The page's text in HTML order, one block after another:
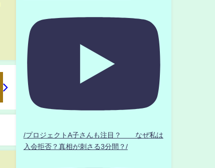
/プロジェクトA子さんも注目？ なぜ私は
入会拒否？真相が刺さる3分間？/